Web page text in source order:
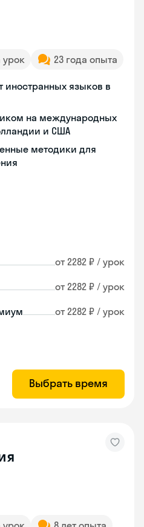
урок 23 года опыта
иностранных языков в
на международных
и США
методики для
от 2282 ₽ / урок
от 2282 ₽ / урок
от 2282 ₽ / урок
Выбрать время